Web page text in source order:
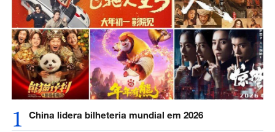
1 China lidera bilheteria mundial em 2026